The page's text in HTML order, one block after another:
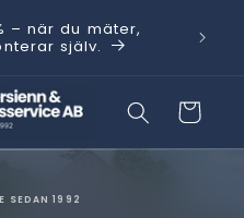
– när du mäter,
själv.
med
Cart
SEDAN 1992